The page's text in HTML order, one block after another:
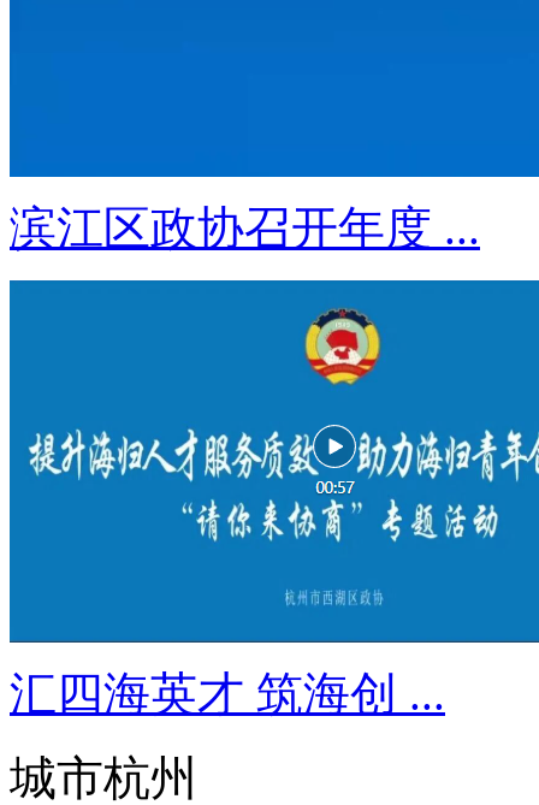
滨江区政协召开年度 ...
汇四海英才 筑海创 ...
城市杭州